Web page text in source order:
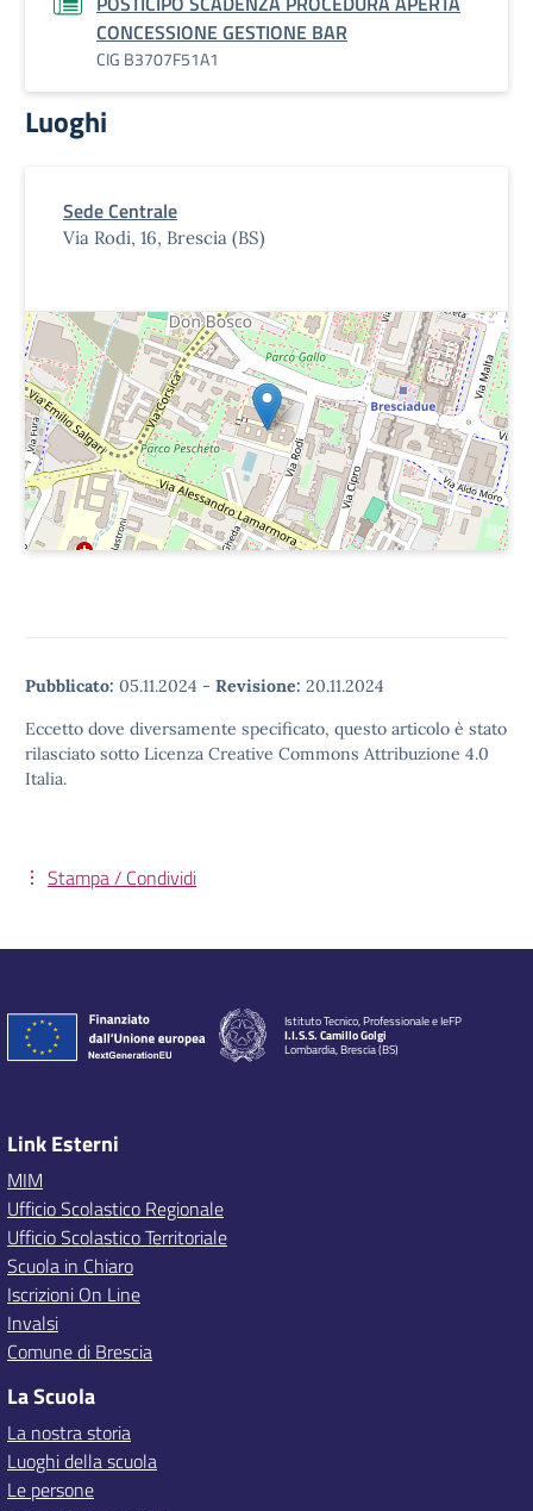
CONCESSIONE GESTIONE BAR
CIG B3707F51A1
Luoghi
Sede Centrale
Via Rodi, 16, Brescia (BS)
Pubblicato: 05.11.2024 - Revisione: 20.11.2024
Eccetto dove diversamente specificato, questo articolo è stato
rilasciato sotto Licenza Creative Commons Attribuzione 4.0
Italia.
Stampa / Condividi
Istituto Tecnico, Professionale e IeFP
I.I.S.S. Camillo Golgi
Lombardia, Brescia (BS)
Link Esterni
MIM
Ufficio Scolastico Regionale
Ufficio Scolastico Territoriale
Scuola in Chiaro
Iscrizioni On Line
Invalsi
Comune di Brescia
La Scuola
La nostra storia
Luoghi della scuola
Le persone